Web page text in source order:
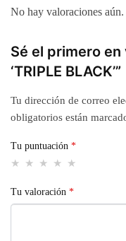
No hay valoraciones aún.
Sé el primero en
‘TRIPLE BLACK’”
Tu dirección de correo
obligatorios están
Tu puntuación *
Tu valoración *